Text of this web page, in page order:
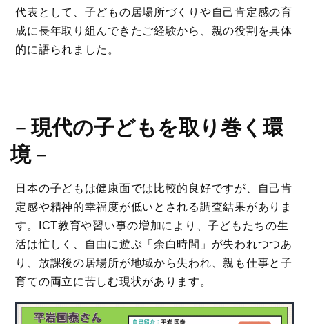
代表として、子どもの居場所づくりや自己肯定感の育
成に長年取り組んできたご経験から、親の役割を具体
的に語られました。
－現代の子どもを取り巻く環
境－
日本の子どもは健康面では比較的良好ですが、自己肯
定感や精神的幸福度が低いとされる調査結果がありま
す。ICT教育や習い事の増加により、子どもたちの生
活は忙しく、自由に遊ぶ「余白時間」が失われつつあ
り、放課後の居場所が地域から失われ、親も仕事と子
育ての両立に苦しむ現状があります。